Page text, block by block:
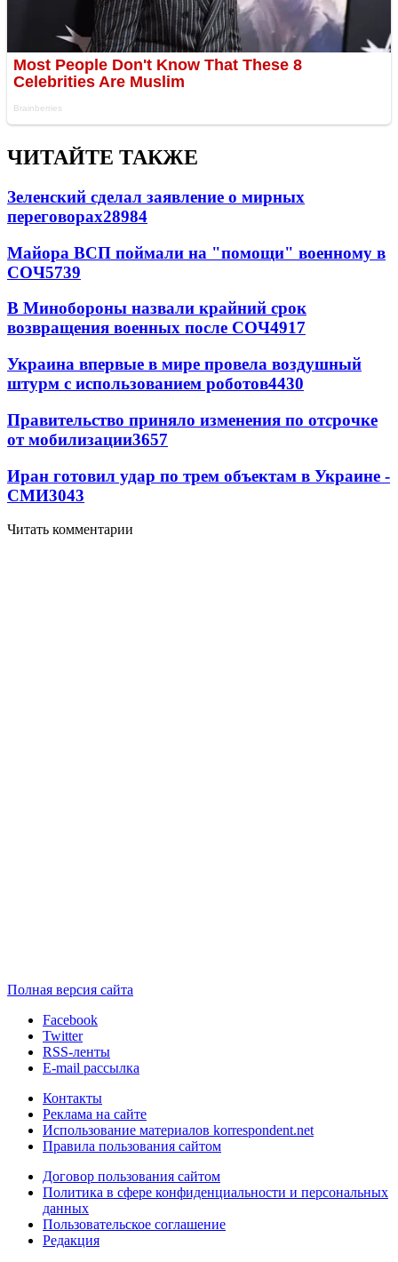
ЧИТАЙТЕ ТАКЖЕ
Зеленский сделал заявление о мирных
переговорах28984
Майора ВСП поймали на "помощи" военному в
СОЧ5739
В Минобороны назвали крайний срок
возвращения военных после СОЧ4917
Украина впервые в мире провела воздушный
штурм с использованием роботов4430
Правительство приняло изменения по отсрочке
от мобилизации3657
Иран готовил удар по трем объектам в Украине -
СМИ3043
Читать комментарии
Полная версия сайта
Facebook
Twitter
RSS-ленты
E-mail рассылка
Контакты
Реклама на сайте
Использование материалов korrespondent.net
Правила пользования сайтом
Договор пользования сайтом
Политика в сфере конфиденциальности и персональных
данных
Пользовательское соглашение
Редакция